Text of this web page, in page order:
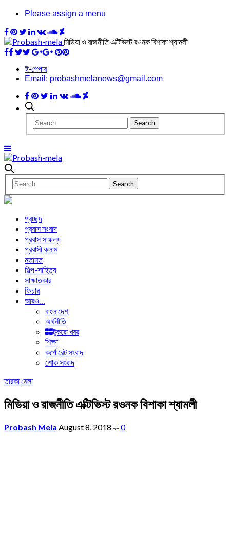
Please assign a menu
মিডিয়া ও রাজনীতি এক্টিভিস্ট রওনক বিশাকা শ্যামলী
ই-পেপার
Email: probashmelanews@gmail.com
প্রচ্ছদ
প্রবাস সংবাদ
প্রবাস সাফল্য
প্রবাসী কলাম
মতামত
শিল্প-সাহিত্য
সাক্ষাতকার
ফিচার
আরও…
বাংলাদেশ
অর্থনীতি
টুকরো খবর
শিক্ষা
কর্পোরেট সংবাদ
শোক সংবাদ
তারকা মেলা
মিডিয়া ও রাজনীতি এক্টিভিস্ট রওনক বিশাকা শ্যামলী
Probash Mela August 8, 2018 0